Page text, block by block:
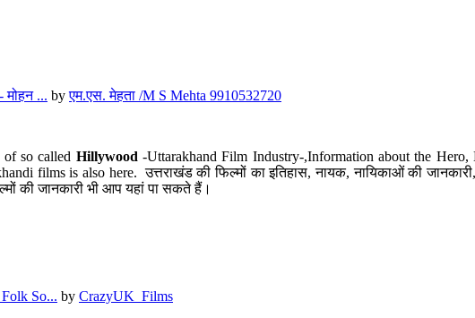
मोहन ... byएम.एस. मेहता /M S Mehta 9910532720
so called Hillywood-Uttarakhand Film Industry-,Information about the
films is also here. उत्तराखंड की फिल्मों का इतिहास, नायक, नायिकाओं की
की जानकारी भी आप यहां पा सकते हैं।
So... by CrazyUK_Films